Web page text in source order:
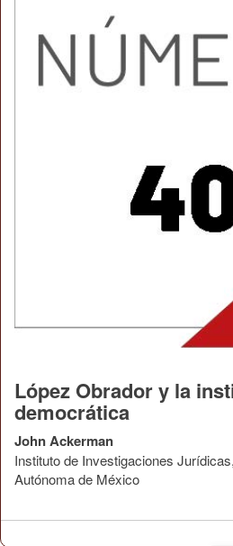
López Obrador y la
democrática
John Ackerman
Instituto de Investigaciones
Autónoma de México